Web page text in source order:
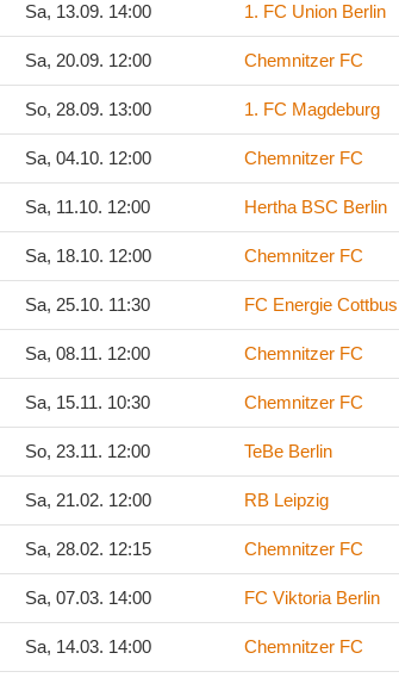
Sa, 13.09. 14:00 1. FC Union Berlin
Sa, 20.09. 12:00 Chemnitzer FC
So, 28.09. 13:00 1. FC Magdeburg
Sa, 04.10. 12:00 Chemnitzer FC
Sa, 11.10. 12:00 Hertha BSC Berlin
Sa, 18.10. 12:00 Chemnitzer FC
Sa, 25.10. 11:30 FC Energie Cottbus
Sa, 08.11. 12:00 Chemnitzer FC
Sa, 15.11. 10:30 Chemnitzer FC
So, 23.11. 12:00 TeBe Berlin
Sa, 21.02. 12:00 RB Leipzig
Sa, 28.02. 12:15 Chemnitzer FC
Sa, 07.03. 14:00 FC Viktoria Berlin
Sa, 14.03. 14:00 Chemnitzer FC